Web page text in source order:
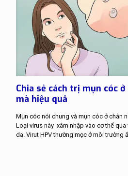
Chia sẻ cách trị mụn cóc
mà hiệu quả
Mụn cóc nói chung và mụn cóc ở chân
Loại virus này xâm nhập vào cơ thể qua
da. Virut HPV thường mọc ở môi trường